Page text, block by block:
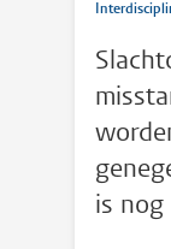
is nog